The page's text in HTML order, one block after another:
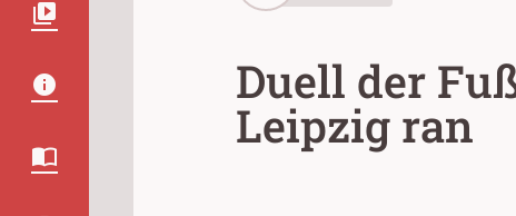
Duell der
Leipzig ran